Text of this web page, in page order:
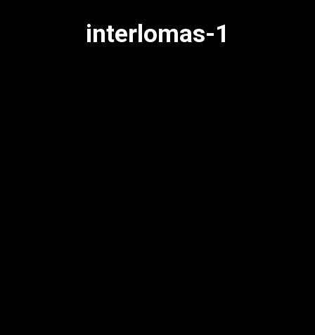
interlomas-1